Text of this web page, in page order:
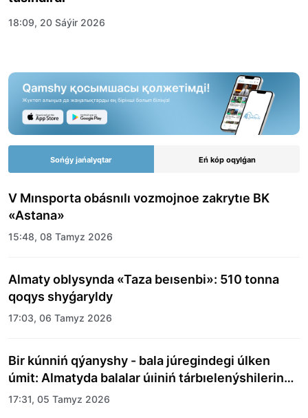
18:09, 20 Sáýir 2026
Sońǵy jańalyqtar Eń kóp oqylǵan
V Mınsporta obásnılı vozmojnoe zakrytıe BK
«Astana»
15:48, 08 Tamyz 2026
Almaty oblysynda «Taza beısenbi»: 510 tonna
qoqys shyǵaryldy
17:03, 06 Tamyz 2026
Bir kúnniń qýanyshy - bala júregindegi úlken
úmit: Almatyda balalar úıiniń tárbıelenýshilerine
merekelik kún uıymdastyryldy
17:31, 05 Tamyz 2026